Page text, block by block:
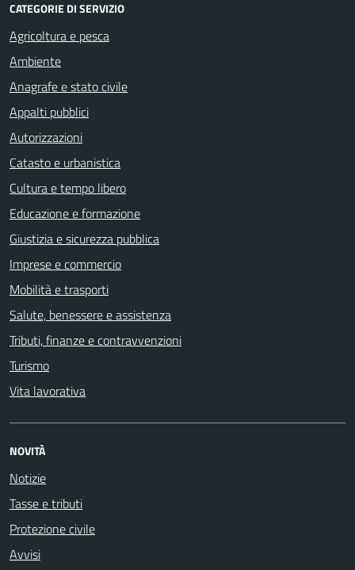
CATEGORIE DI SERVIZIO
Agricoltura e pesca
Ambiente
Anagrafe e stato civile
Appalti pubblici
Autorizzazioni
Catasto e urbanistica
Cultura e tempo libero
Educazione e formazione
Giustizia e sicurezza pubblica
Imprese e commercio
Mobilità e trasporti
Salute, benessere e assistenza
Tributi, finanze e contravvenzioni
Turismo
Vita lavorativa
NOVITÀ
Notizie
Tasse e tributi
Protezione civile
Avvisi